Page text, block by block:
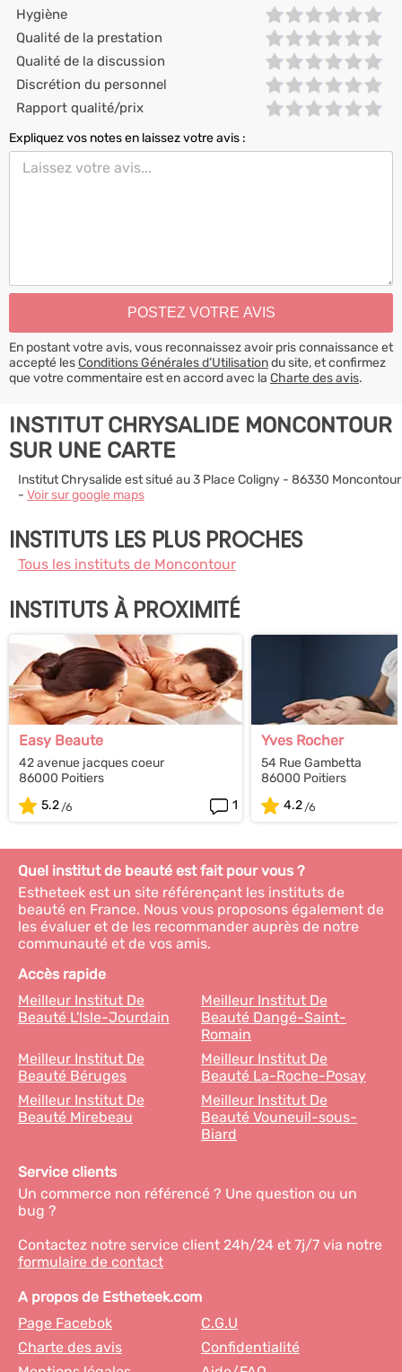
Hygiène
Qualité de la prestation
Qualité de la discussion
Discrétion du personnel
Rapport qualité/prix
Expliquez vos notes en laissez votre avis :
En postant votre avis, vous reconnaissez avoir pris connaissance et
accepté lesConditions Générales d’Utilisationdu site, et confirmez
que votre commentaire est en accord avec la Charte des avis.
INSTITUT CHRYSALIDE MONCONTOUR
SUR UNE CARTE
Institut Chrysalide est situé au 3 Place Coligny - 86330 Moncontour
- Voir sur google maps
INSTITUTS LES PLUS PROCHES
Tous les instituts de Moncontour
INSTITUTS À PROXIMITÉ
Easy Beaute
42 avenue jacques coeur
86000 Poitiers
5.2
1
Yves Rocher
54 Rue Gambetta
86000 Poitiers
4.2
Quel institut de beauté est fait pour vous ?
Estheteek est un site référençant les instituts de
beauté en France. Nous vous proposons également de
les évaluer et de les recommander auprès de notre
communauté et de vos amis.
Accès rapide
Meilleur Institut De
Beauté L'Isle-Jourdain
Meilleur Institut De
Beauté Dangé-Saint-
Romain
Meilleur Institut De
Beauté Béruges
Meilleur Institut De
Beauté La-Roche-Posay
Meilleur Institut De
Beauté Mirebeau
Meilleur Institut De
Beauté Vouneuil-sous-
Biard
Service clients
Un commerce non référencé ? Une question ou un
bug ?
Contactez notre service client 24h/24 et 7j/7 via notre
formulaire de contact
A propos de Estheteek.com
Page Facebok
C.G.U
Charte des avis
Confidentialité